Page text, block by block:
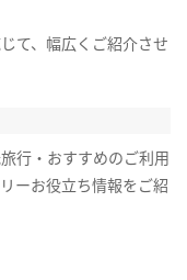
て、幅広くご紹介させ
行・おすすめのご利用
ーお役立ち情報をご紹